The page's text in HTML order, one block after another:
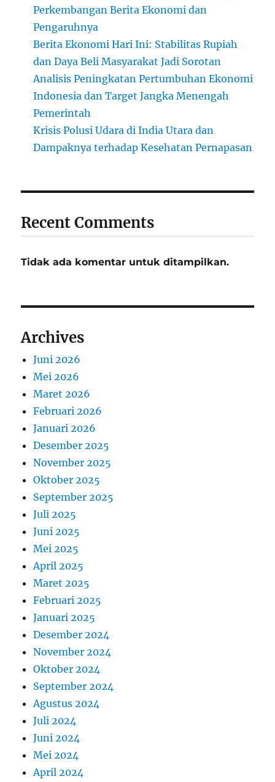
Perkembangan Berita Ekonomi dan
Pengaruhnya
Berita Ekonomi Hari Ini: Stabilitas Rupiah
dan Daya Beli Masyarakat Jadi Sorotan
Analisis Peningkatan Pertumbuhan Ekonomi
Indonesia dan Target Jangka Menengah
Pemerintah
Krisis Polusi Udara di India Utara dan
Dampaknya terhadap Kesehatan Pernapasan
Recent Comments
Tidak ada komentar untuk ditampilkan.
Archives
Juni 2026
Mei 2026
Maret 2026
Februari 2026
Januari 2026
Desember 2025
November 2025
Oktober 2025
September 2025
Juli 2025
Juni 2025
Mei 2025
April 2025
Maret 2025
Februari 2025
Januari 2025
Desember 2024
November 2024
Oktober 2024
September 2024
Agustus 2024
Juli 2024
Juni 2024
Mei 2024
April 2024